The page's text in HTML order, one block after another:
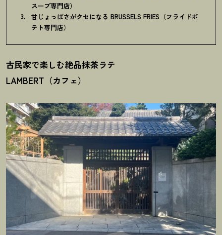
スープ専門店）
甘じょっぱさがクセになる BRUSSELS FRIES（フライドポ
テト専門店）
古民家で楽しむ絶品抹茶ラテ
LAMBERT（カフェ）